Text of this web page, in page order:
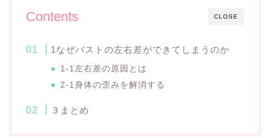
CLOSE
Contents
1なぜバストの左右差ができてしまうのか
1-1左右差の原因とは
2-1身体の歪みを解消する
３まとめ